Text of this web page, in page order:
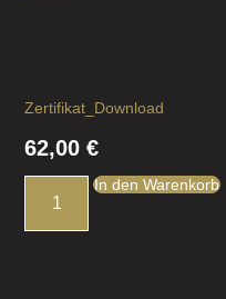
Zertifikat_Download
62,00€
In den Warenkorb